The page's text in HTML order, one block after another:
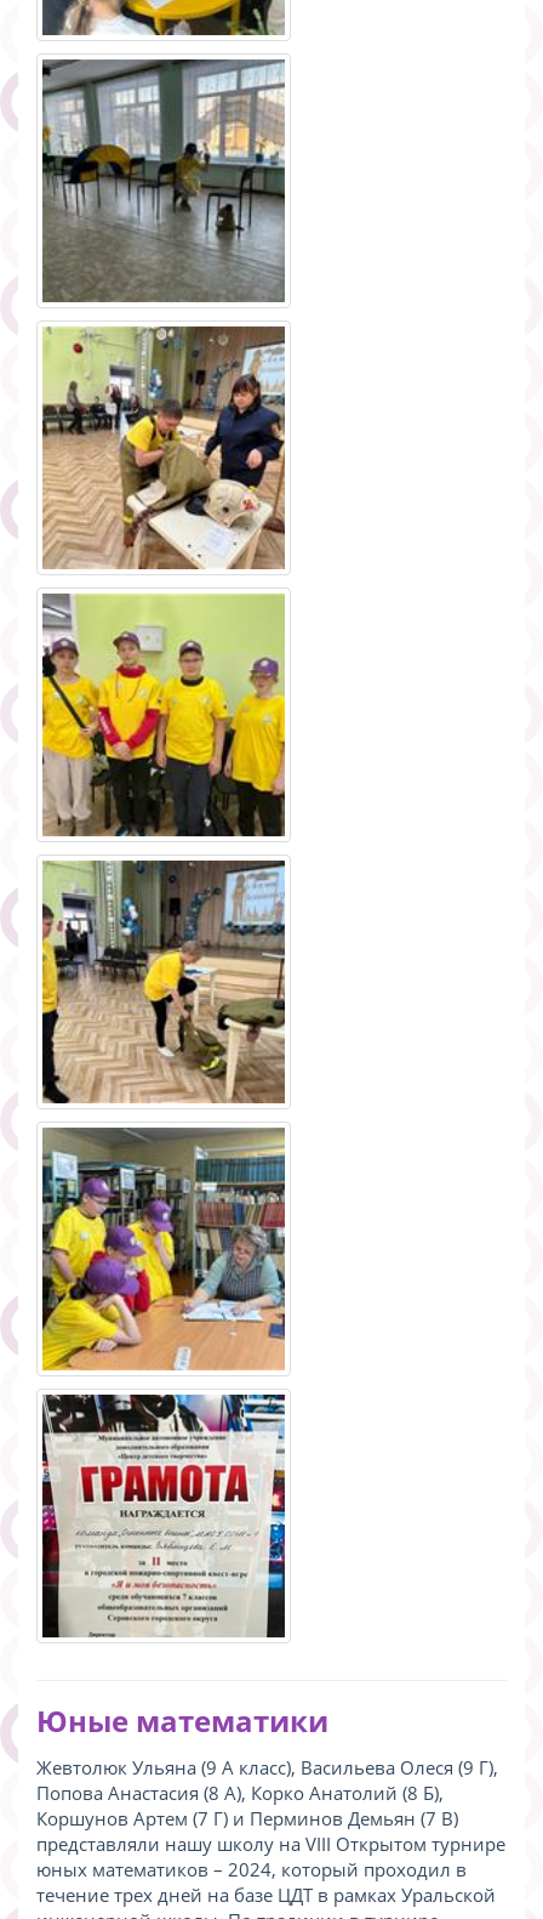
Юные математики
Жевтолюк Ульяна (9 А класс), Васильева Олеся (9 Г),
Попова Анастасия (8 А), Корко Анатолий (8 Б),
Коршунов Артем (7 Г) и Перминов Демьян (7 В)
представляли нашу школу на VIII Открытом турнире
юных математиков – 2024, который проходил в
течение трех дней на базе ЦДТ в рамках Уральской